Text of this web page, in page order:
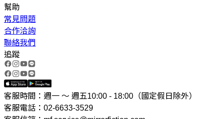
幫助
常見問題
合作洽詢
聯絡我們
追蹤
客服時間：週一 ～ 週五10:00 - 18:00（國定假日除外）
客服電話：02-6633-3529